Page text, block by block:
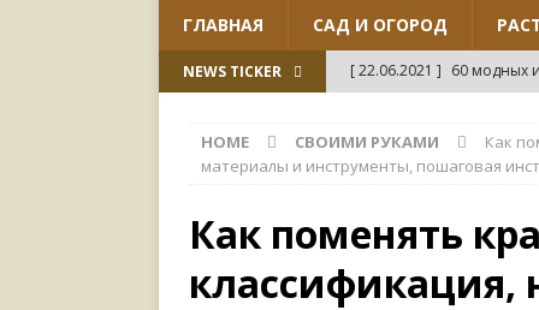
ГЛАВНАЯ САД И ОГОРОД
NEWS TICKER [ 22.06.2021 ] 60 модных
ДИЗАЙН
СВОИМИ РУКАМИ
[ 18.06.2021 ]
45
HOME СВОИМИ РУКАМИ
Как
материалы и инструменты, пошаговая
Как поменять
классификация,